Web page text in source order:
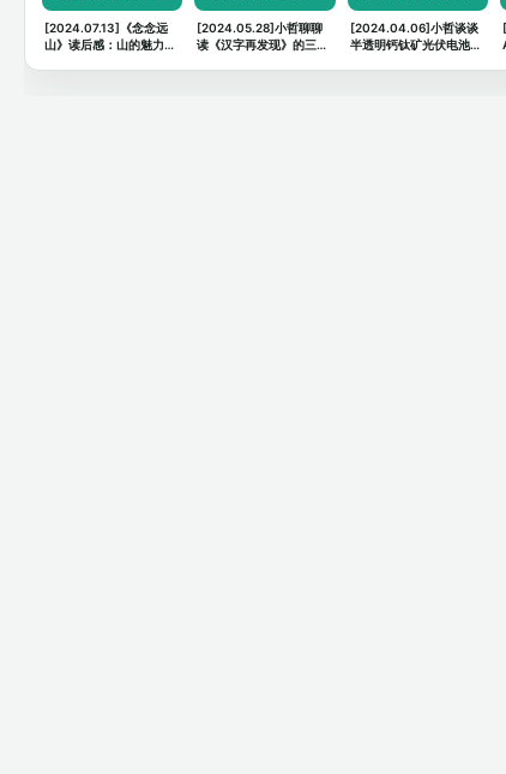
[2024.07.13]《念念远
山》读后感：山的魅力与
[2024.05.28]小哲聊聊
读《汉字再发现》的三个
[2024.04.06]小哲谈谈
半透明钙钛矿光伏电池对